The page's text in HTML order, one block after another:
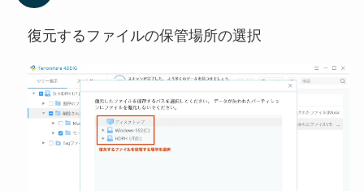
復元するファイルの保管場所の選択